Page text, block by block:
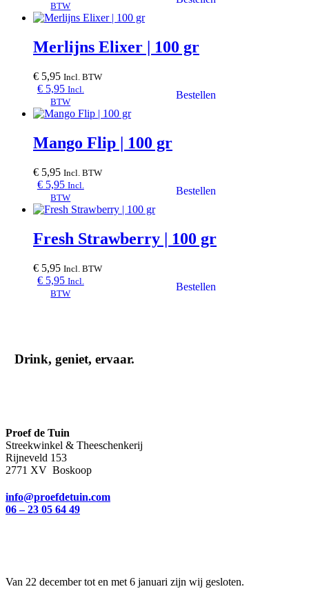
BTW
Merlijns Elixer | 100 gr
€ 5,95 Incl. BTW
€5,95 Incl.
BTW
Mango Flip | 100 gr
€ 5,95 Incl. BTW
€5,95 Incl.
BTW
Fresh Strawberry | 100 gr
€ 5,95 Incl. BTW
€5,95 Incl.
BTW
Drink, geniet, ervaar.
Proef de Tuin
Streekwinkel & Theeschenkerij
Rijneveld 153
2771 XV Boskoop
info@proefdetuin.com
06 – 23 05 64 49
Van 22 december tot en met 6 januari zijn wij gesloten.